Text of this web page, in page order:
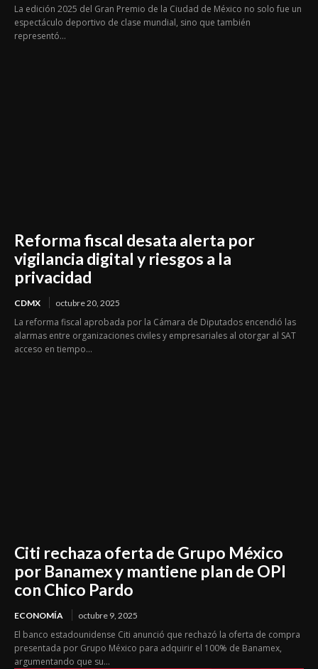
La edición 2025 del Gran Premio de la Ciudad de México no solo fue un
espectáculo deportivo de clase mundial, sino que también
representó...
Reforma fiscal desata alerta por
vigilancia digital y riesgos a la
privacidad
CDMX octubre 20, 2025
La reforma fiscal aprobada por la Cámara de Diputados encendió las
alarmas entre organizaciones civiles y empresariales al otorgar al SAT
acceso en tiempo...
Citi rechaza oferta de Grupo México
por Banamex y mantiene plan de OPI
con Chico Pardo
ECONOMÍA octubre 9, 2025
El banco estadounidense Citi anunció que rechazó la oferta de compra
presentada por Grupo México para adquirir el 100% de Banamex,
argumentando que su...